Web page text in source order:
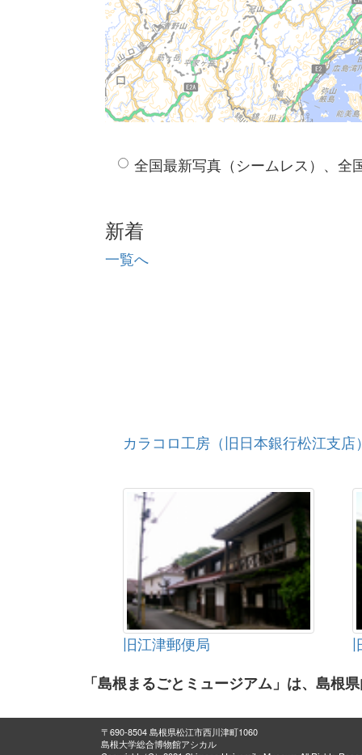
全国最新写真（シームレス）、全
新着
一覧へ
カラコロ工房（旧日本銀行松江支店
旧江津郵便局
「島根まるごとミュージアム」は、島根
〒690-8504 島根県松江市西川津町1060
島根大学総合博物館アシカル